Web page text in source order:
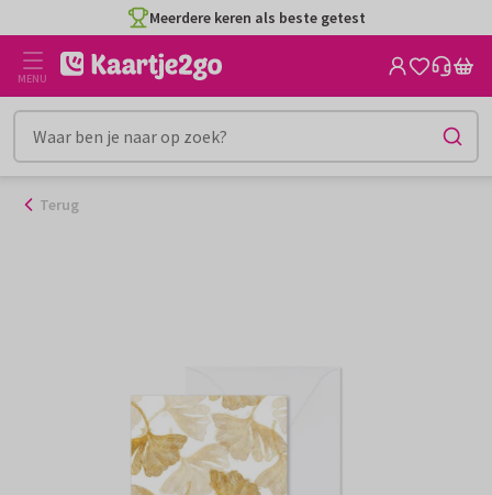
naar
inhoud
Meerdere keren als beste getest
MENU
Terug